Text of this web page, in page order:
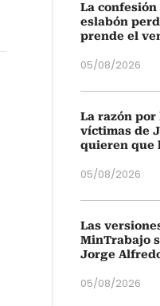
La confesión
eslabón
prende el
05/08/2026
La razón por
víctimas de
quieren que
05/08/2026
Las
MinTrabajo
Jorge
05/08/2026